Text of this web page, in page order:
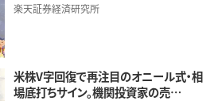
楽天証券経済研究所
米株V字回復で再注目のオニール式・相
場底打ちサイン。機関投資家の売…